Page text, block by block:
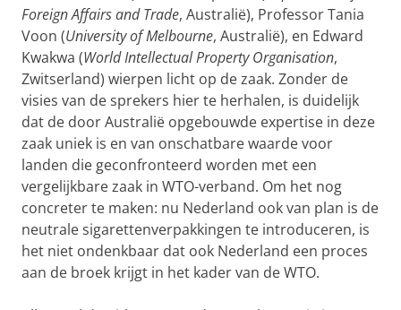
Foreign Affairs and Trade, Australië), Professor Tania
Voon (University of Melbourne, Australië), en Edward
Kwakwa (World Intellectual Property Organisation,
Zwitserland) wierpen licht op de zaak. Zonder de
visies van de sprekers hier te herhalen, is duidelijk
dat de door Australië opgebouwde expertise in deze
zaak uniek is en van onschatbare waarde voor
landen die geconfronteerd worden met een
vergelijkbare zaak in WTO-verband. Om het nog
concreter te maken: nu Nederland ook van plan is de
neutrale sigarettenverpakkingen te introduceren, is
het niet ondenkbaar dat ook Nederland een proces
aan de broek krijgt in het kader van de WTO.